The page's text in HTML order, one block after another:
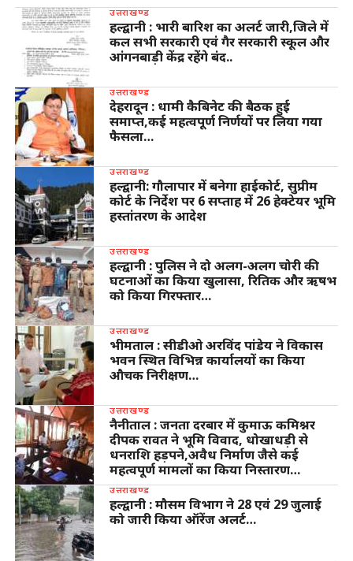
उत्तराखण्ड
हल्द्वानी : भारी बारिश का अलर्ट जारी,जिले में
कल सभी सरकारी एवं गैर सरकारी स्कूल और
आंगनबाड़ी केंद्र रहेंगे बंद..
उत्तराखण्ड
देहरादून : धामी कैबिनेट की बैठक हुई
समाप्त,कई महत्वपूर्ण निर्णयों पर लिया गया
फैसला…
उत्तराखण्ड
हल्द्वानी: गौलापार में बनेगा हाईकोर्ट, सुप्रीम
कोर्ट के निर्देश पर 6 सप्ताह में 26 हेक्टेयर भूमि
हस्तांतरण के आदेश
उत्तराखण्ड
हल्द्वानी : पुलिस ने दो अलग-अलग चोरी की
घटनाओं का किया खुलासा, रितिक और ऋषभ
को किया गिरफ्तार…
उत्तराखण्ड
भीमताल : सीडीओ अरविंद पांडेय ने विकास
भवन स्थित विभिन्न कार्यालयों का किया
औचक निरीक्षण…
उत्तराखण्ड
नैनीताल : जनता दरबार में कुमाऊ कमिश्नर
दीपक रावत ने भूमि विवाद, धोखाधड़ी से
धनराशि हड़पने,अवैध निर्माण जैसे कई
महत्वपूर्ण मामलों का किया निस्तारण…
उत्तराखण्ड
हल्द्वानी : मौसम विभाग ने 28 एवं 29 जुलाई
को जारी किया ऑरेंज अलर्ट…